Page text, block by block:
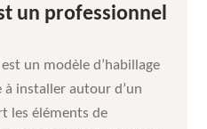
un professionnel
un modèle d’habillage
installer autour d’un
les éléments de